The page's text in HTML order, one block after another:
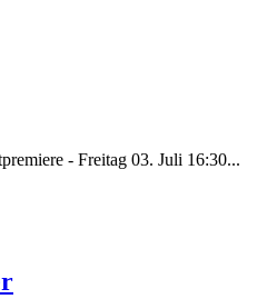
- Freitag 03. Juli 16:30...